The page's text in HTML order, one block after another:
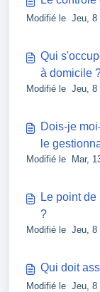
Modifié le Jeu, 8
Qui
à domicile
Modifié le Jeu, 8
Dois-je
le
Modifié le Mar,
Le point
?
Modifié le Jeu, 8
Qui doit
Modifié le Jeu, 8